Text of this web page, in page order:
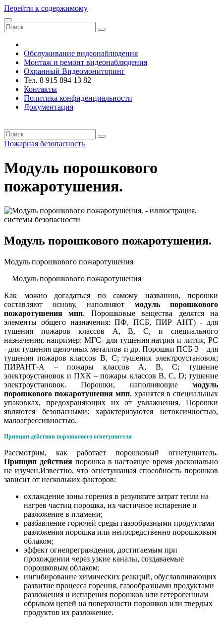
Перейти к содержимому
Обслуживание видеонаблюдения
Монтаж и ремонт видеонаблюдения
Охранный Видеомониторинг
Тел. 8 915 894 13 82
Контакты
Политика конфиденциальности
Документация
Пожарная безопасность
Модуль порошкового
пожаротушения.
Модуль порошкового пожаротушения.
Модуль порошкового пожаротушения
Модуль порошкового пожаротушения
Как можно догадаться по самому названию, порошки
составляют основу, наполняют модуль порошкового
пожаротушения мпп. Порошковые вещества делятся на
элементы общего назначения: ПФ, ПСБ, ПИР АНТ) - для
тушения пожаров классов А, В, С, и специального
назначения, например: МГС- для тушения натрия и лития, PC
- для тушения щелочных металлов и др. Порошки ПСБ-3 – для
тушения пожаров классов В, С; тушения электроустановок;
ПИРАНТ-А – пожары классов А, В, С; тушение
электроустановок и ПХК – пожары классов В, С, D; тушение
электроустановок. Порошки, наполняющие модуль
порошкового пожаротушения мпп, хранятся в специальных
упаковках, предохраняющих их от увлажнения. Порошки
являются безопасными: характеризуются нетоксичностью,
малоагрессивностью.
Принцип действия порошкового огнетушителя
Рассмотрим, как работает порошковый огнетушитель.
Принцип действияпорошка в настоящее время досконально
не изучен.Известно, что огнетушащая способность порошков
зависит от нескольких факторов:
охлаждение зоны горения в результате затрат тепла на
нагрев частиц порошка, их частичное испарение и
разложение в пламени;
разбавление горючей среды газообразными продуктами
разложения порошка или непосредственно порошковым
облаком;
эффект огнепреграждения, достигаемым при
прохождении через узкие каналы, создаваемые
порошковым облаком;
ингибирование химических реакций, обуславливающих
развитие процесса горения, газообразными продуктами
разложения и испарения порошков или гетерогенным
обрывом цепей на поверхности порошков или твердых
продуктов их разложение.